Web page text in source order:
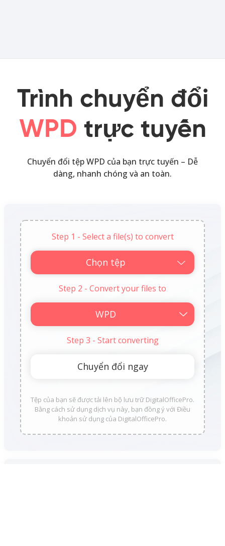
Trình chuyển đổi
WPD trực tuyến
Chuyển đổi tệp WPD của bạn trực tuyến – Dễ
dàng, nhanh chóng và an toàn.
Step 1 - Select a file(s) to convert
Chọn tệp
Step 2 - Convert your files to
Step 3 - Start converting
Tệp của bạn sẽ được tải lên bộ lưu trữ DigitalOfficePro.
Bằng cách sử dụng dịch vụ này, bạn đồng ý với Điều
khoản sử dụng của DigitalOfficePro.